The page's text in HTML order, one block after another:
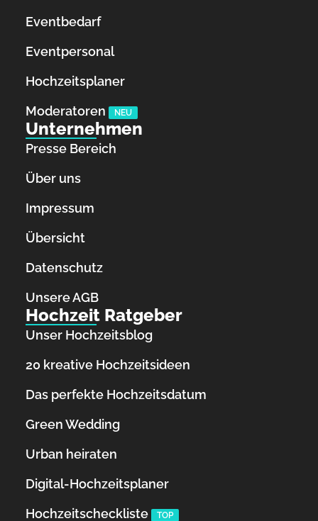
Eventbedarf
Eventpersonal
Hochzeitsplaner
Moderatoren
NEU
Unternehmen
Presse Bereich
Über uns
Impressum
Übersicht
Datenschutz
Unsere AGB
Hochzeit Ratgeber
Unser Hochzeitsblog
20 kreative Hochzeitsideen
Das perfekte Hochzeitsdatum
Green Wedding
Urban heiraten
Digital-Hochzeitsplaner
Hochzeits­checkliste
TOP